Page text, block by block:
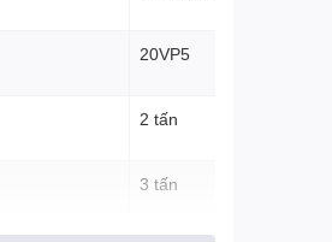
20VP5
2 tấn
3 tấn